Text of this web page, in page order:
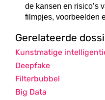
de kansen en risico’s
filmpjes, voorbeelden
Gerelateerde
Kunstmatige
Deepfake
Filterbubbel
Big Data